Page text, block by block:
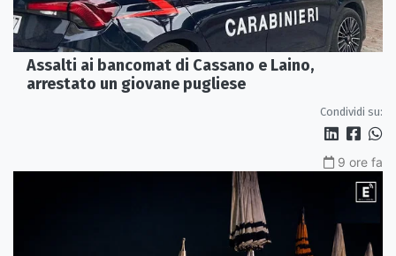
Assalti ai bancomat di Cassano e Laino,
arrestato un giovane pugliese
Condividi su:
9 ore fa